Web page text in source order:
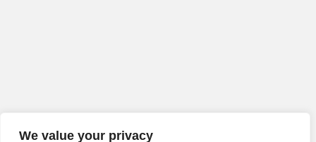
We value your privacy